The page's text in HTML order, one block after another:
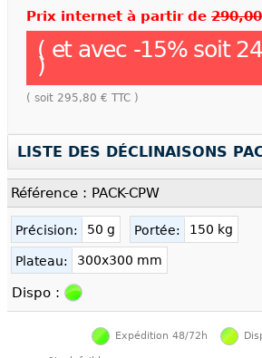
Prix internet à partir de
( et avec -15% soit
)
( soit 295,80 € TTC )
LISTE DES DÉCLINAISONS
Référence : PACK-CPW
Précision: 50 g Portée: 150 kg
Plateau: 300x300 mm
Dispo :
Expédition 48/72h